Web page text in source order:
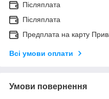
Післяплата
Післяплата
Предплата на карту
Всі умови оплати
Умови повернення